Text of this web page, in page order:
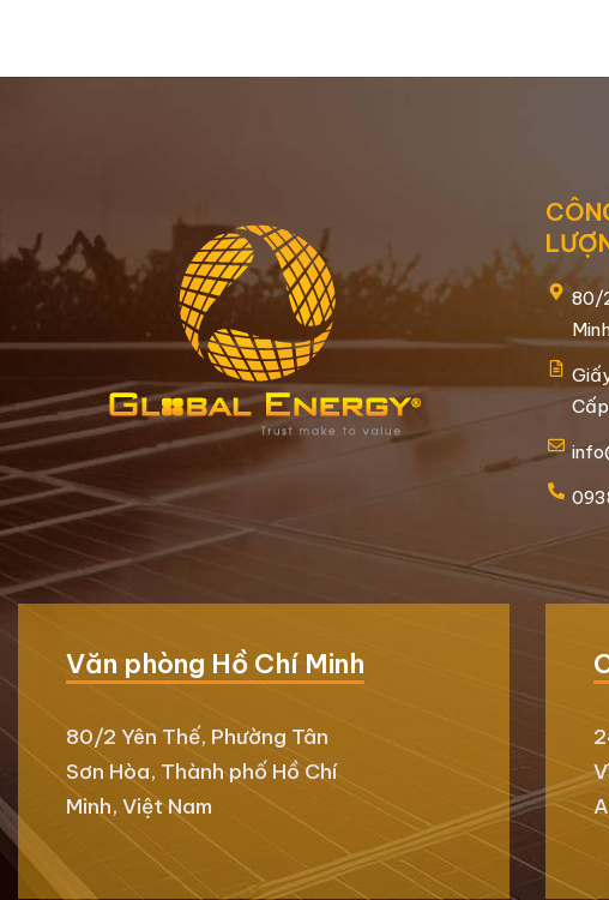
80/
Văn phòng Hồ Chí Minh
80/2 Yên Thế, Phường Tân
Sơn Hòa, Thành phố Hồ Chí
Minh, Việt Nam